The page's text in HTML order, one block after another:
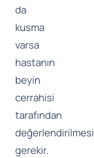
da
kusma
varsa
hastanın
beyin
cerrahisi
tarafından
değerlendirilmesi
gerekir.